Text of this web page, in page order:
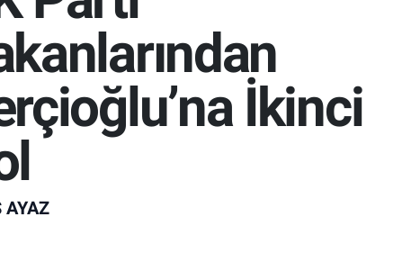
İkinci
AYAZ